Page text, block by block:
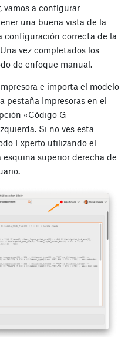
vamos a configurar
una buena vista de la
configuración correcta de la
vez completados los
de enfoque manual.
e importa el modelo
pestaña Impresoras en el
«Código G
Si no ves esta
Experto utilizando el
superior derecha de